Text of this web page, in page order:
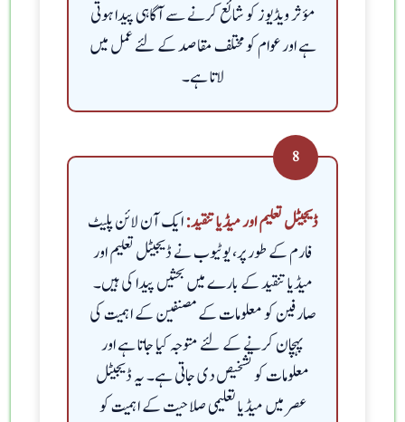
مؤثر ویڈیوز کو شائع کرنے سے آگاہی پیدا ہوتی
ہے اور عوام کو مختلف مقاصد کے لئے عمل میں
لاتا ہے۔
8
ڈیجیٹل تعلیم اور میڈیا تنقید:ایک آن لائن پلیٹ
فارم کے طور پر، یوٹیوب نے ڈیجیٹل تعلیم اور
میڈیا تنقید کے بارے میں بحثیں پیدا کی ہیں۔
صارفین کو معلومات کے مصنفین کے اہمیت کی
پہچان کرنے کے لئے متوجہ کیا جاتا ہے اور
معلومات کو تشخیص دی جاتی ہے۔ یہ ڈیجیٹل
عصر میں میڈیا تعلیمی صلاحیت کے اہمیت کو